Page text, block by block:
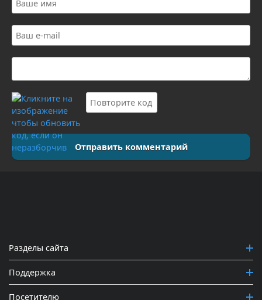
Отправить комментарий
Разделы сайта
Поддержка
Посетителю